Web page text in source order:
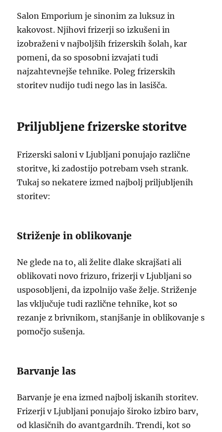
Salon Emporium je sinonim za luksuz in
kakovost. Njihovi frizerji so izkušeni in
izobraženi v najboljših frizerskih šolah, kar
pomeni, da so sposobni izvajati tudi
najzahtevnejše tehnike. Poleg frizerskih
storitev nudijo tudi nego las in lasišča.
Priljubljene frizerske storitve
Frizerski saloni v Ljubljani ponujajo različne
storitve, ki zadostijo potrebam vseh strank.
Tukaj so nekatere izmed najbolj priljubljenih
storitev:
Striženje in oblikovanje
Ne glede na to, ali želite dlake skrajšati ali
oblikovati novo frizuro, frizerji v Ljubljani so
usposobljeni, da izpolnijo vaše želje. Striženje
las vključuje tudi različne tehnike, kot so
rezanje z brivnikom, stanjšanje in oblikovanje s
pomočjo sušenja.
Barvanje las
Barvanje je ena izmed najbolj iskanih storitev.
Frizerji v Ljubljani ponujajo široko izbiro barv,
od klasičnih do avantgardnih. Trendi, kot so